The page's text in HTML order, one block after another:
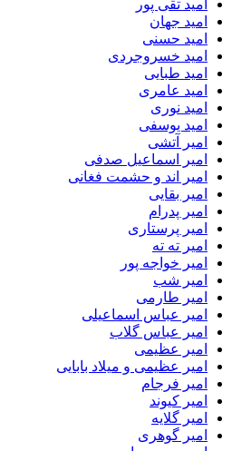
امید تقی پور
امید جهان
امید حسنی
امید خسروجردی
امید طبایی
امید عامری
امید نوری
امید یوسفی
امیر آتشی
امیر اسماعیل صدفی
امیر اند و حشمت فغانی
امیر بقایی
امیر پدرام
امیر پرستاری
امیر ته ته
امیر خواجه پور
امیر شب
امیر طارمی
امیر عباس اسماعیلی
امیر عباس گلاب
امیر عظیمی
امیر عظیمی و میلاد بابایی
امیر فرجام
امیر کیوند
امیر گلایه
امیر گوهری